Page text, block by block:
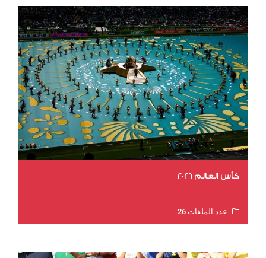
كأس العالم 2026
عدد الملفات 26